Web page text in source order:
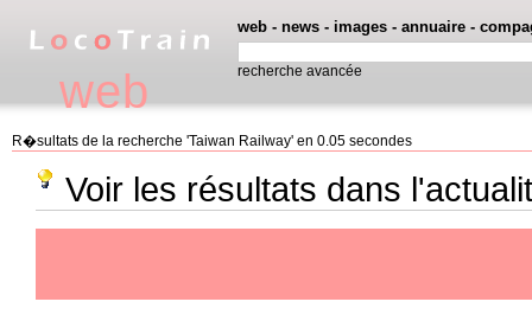
web
web - news - images - annuaire -
recherche avancée
R�sultats de la recherche 'Taiwan Railway' en 0.05 secondes
Voir les résultats dans